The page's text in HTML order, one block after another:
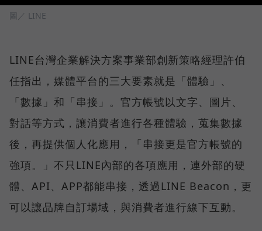
圖／ LINE
LINE台灣企業解決方案事業部創新策略經理許伯
任指出，媒體平台的三大要素就是「體驗」、
「數據」和「串接」。官方帳號以文字、圖片、
對話等方式，讓消費者進行各種體驗，蒐集數據
後，再提供個人化應用，「串接更是官方帳號的
強項。」不只LINE內部的各項應用，連外部的硬
體、API、APP都能串接，透過LINE Beacon，更
可以讓品牌自訂場域，與消費者進行線下互動。